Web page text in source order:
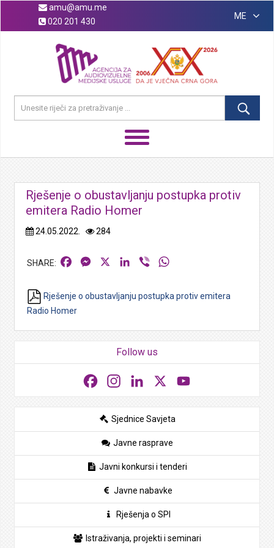
amu@amu.me
020 201 430
ME
Rješenje o obustavljanju postupka protiv
emitera Radio Homer
24.05.2022. 284
FacebookMessengerLinkedIn
Viber
Rješenje o obustavljanju postupka protiv emitera
Radio Homer
Follow us
FacebookInstagramLinkedIn
Sjednice Savjeta
Javne rasprave
Javni konkursi i tenderi
Javne nabavke
Rješenja o SPI
Istraživanja, projekti i seminari